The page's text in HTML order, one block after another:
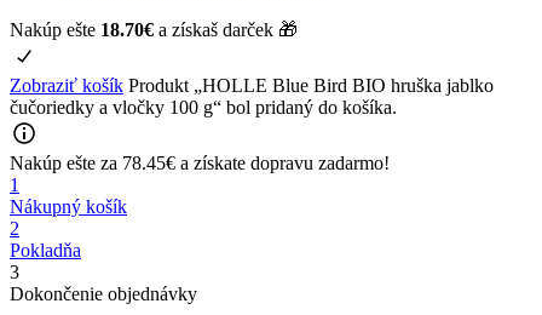
Nakúp ešte 18.70€ a získaš darček 🎁
Zobraziť košík Produkt „HOLLE Blue Bird BIO hruška jablko
čučoriedky a vločky 100 g“ bol pridaný do košíka.
Nakúp ešte za 78.45€ a získate dopravu zadarmo!
1
Nákupný košík
2
Pokladňa
3
Dokončenie objednávky